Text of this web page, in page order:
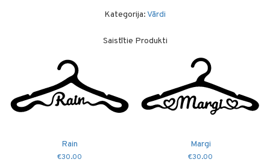
Kategorija:Vārdi
Saistītie Produkti
Rain
€30.00
Margi
€30.00